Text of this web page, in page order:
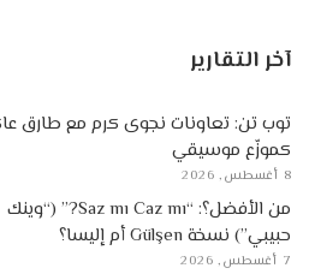
آخر التقارير
توب تن: تعاونات نجوى كرم مع طارق
كموزّع موسيقي
8 أغسطس, 2026
من الأفضل؟: “Saz mı Caz mı?” (“وينك
حبيبي”) نسخة Gülşen أم إليسا؟
7 أغسطس, 2026